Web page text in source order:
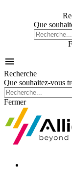
Que

Recherche
Que souhaitez-vous
Fermer